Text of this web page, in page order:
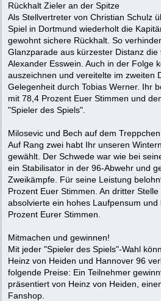
Rückhalt Zieler an der Spitze
Als Stellvertreter von Christian Schulz
Spiel in Dortmund wiederholt die
gewohnt sichere Rückhalt. So
Glanzparade aus kürzester Distanz
Alexander Esswein. Auch in der Folge
auszeichnen und vereitelte im zweiten
Gelegenheit durch Tobias Werner. Ihr
mit 78,4 Prozent Euer Stimmen und
"Spieler des Spiels".
Milosevic und Bech auf dem Treppchen
Auf Rang zwei habt Ihr unseren
gewählt. Der Schwede war wie bei
ein Stabilisator in der 96-Abwehr und
Zweikämpfe. Für seine Leistung
Prozent Euer Stimmen. An dritter
absolvierte ein hohes Laufpensum
Prozent Eurer Stimmen.
Mitmachen und gewinnen!
Mit jeder "Spieler des Spiels"-Wahl
Heinz von Heiden und Hannover 96
folgende Preise: Ein Teilnehmer
präsentiert von Heinz von Heiden,
Fanshop.